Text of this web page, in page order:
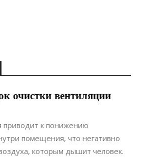
очистки вентиляции
приводит к понижению
помещения, что негативно
которым дышит человек.